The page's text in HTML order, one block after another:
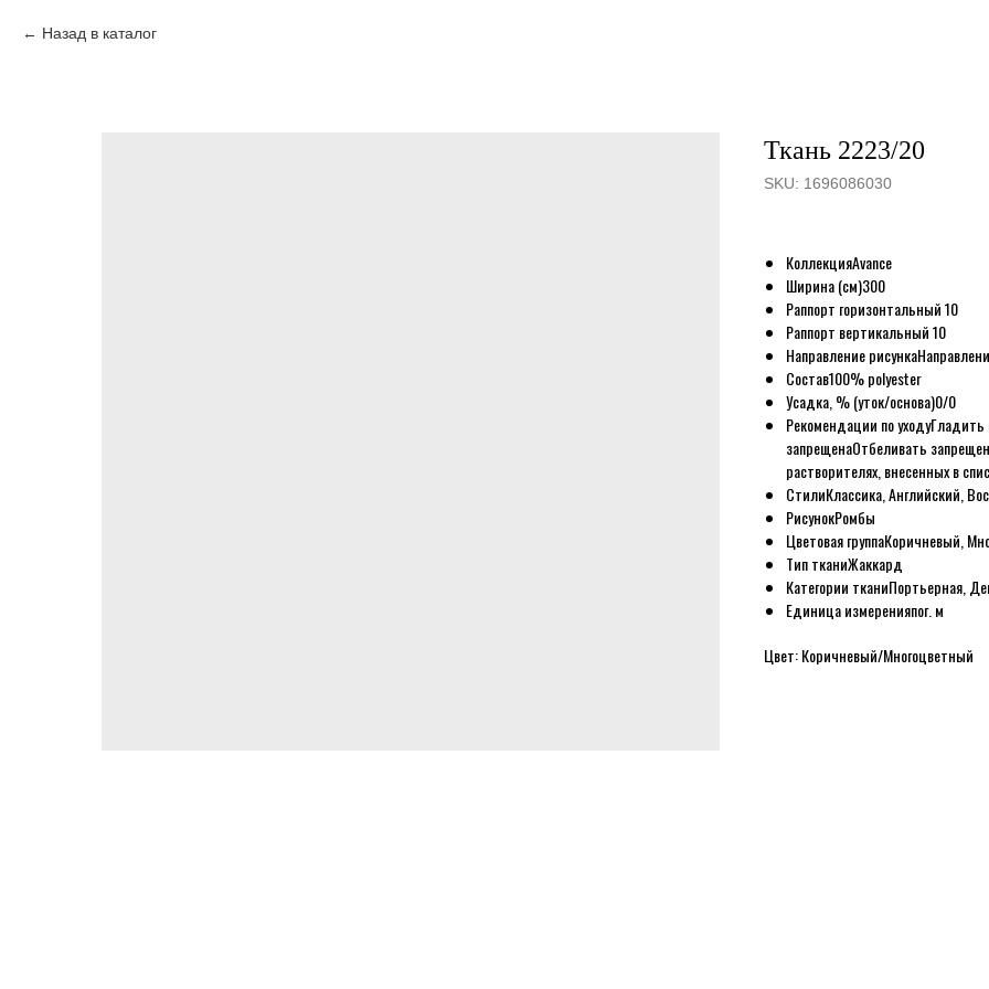
Назад в каталог
Ткань 2223/20
SKU: 1696086030
КоллекцияAvance
Ширина (см)300
Раппорт горизонтальный10
Раппорт вертикальный10
Направление рисунка
Состав100% polyester
Усадка, % (уток/основа)0/0
Рекомендации по уходуГладить
запрещенаОтбеливать
растворителях, внесенных в
СтилиКлассика, Английский,
РисунокРомбы
Цветовая группаКоричневый,
Тип тканиЖаккард
Категории тканиПортьерная,
Единица измеренияпог. м
Цвет: Коричневый/Многоцветный